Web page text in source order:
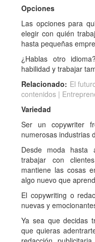
Opciones
Las opciones para
elegir con quién
hasta pequeñas
¿Hablas otro
habilidad y trabajar
Relacionado: El
contenidos |
Variedad
Ser un copywriter
numerosas industrias
Desde moda hasta
trabajar con
mantiene las cosas
algo nuevo que
El copywriting o
nuevas y
Ya sea que decidas
que quieras